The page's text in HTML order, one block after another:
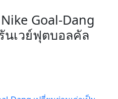
Goal-Dang
นเวย์ฟุตบอลคัล